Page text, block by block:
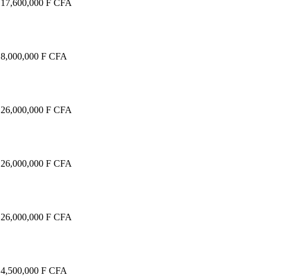
17,600,000 F CFA
8,000,000 F CFA
26,000,000 F CFA
26,000,000 F CFA
26,000,000 F CFA
4,500,000 F CFA